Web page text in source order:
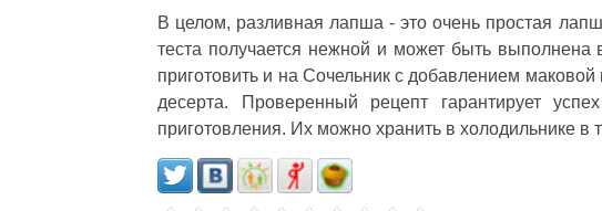
В целом, разливная лапша - это очень простая
теста получается нежной и может быть
приготовить и на Сочельник с добавлением
десерта. Проверенный рецепт гарантирует
приготовления. Их можно хранить в холодильнике в